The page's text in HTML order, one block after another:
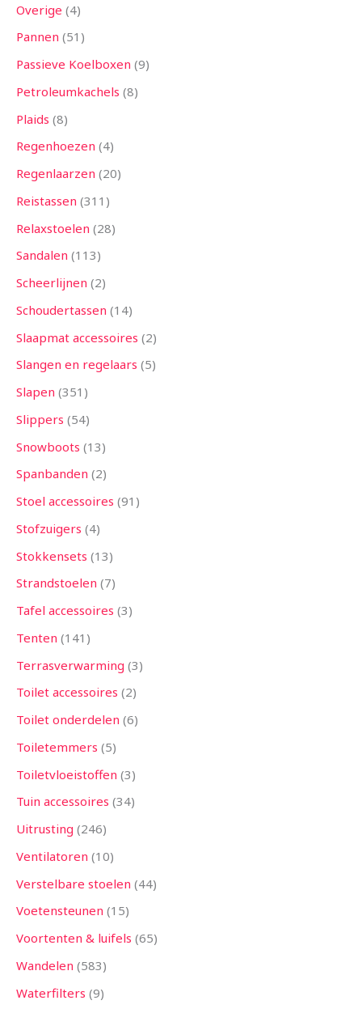
Overige 4
Pannen 51
Passieve Koelboxen 9
Petroleumkachels 8
Plaids 8
Regenhoezen 4
Regenlaarzen 20
Reistassen 311
Relaxstoelen 28
Sandalen 113
Scheerlijnen 2
Schoudertassen 14
Slaapmat accessoires 2
Slangen en regelaars 5
Slapen 351
Slippers 54
Snowboots 13
Spanbanden 2
Stoel accessoires 91
Stofzuigers 4
Stokkensets 13
Strandstoelen 7
Tafel accessoires 3
Tenten 141
Terrasverwarming 3
Toilet accessoires 2
Toilet onderdelen 6
Toiletemmers 5
Toiletvloeistoffen 3
Tuin accessoires 34
Uitrusting 246
Ventilatoren 10
Verstelbare stoelen 44
Voetensteunen 15
Voortenten & luifels 65
Wandelen 583
Waterfilters 9